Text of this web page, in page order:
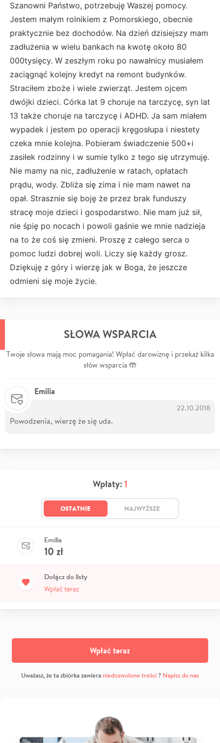
Szanowni Państwo, potrzebuję Waszej pomocy.
Jestem małym rolnikiem z Pomorskiego, obecnie
praktycznie bez dochodów. Na dzień dzisiejszy mam
zadłużenia w wielu bankach na kwotę około 80
000tysięcy. W zeszłym roku po nawałnicy musiałem
zaciągnąć kolejny kredyt na remont budynków.
Straciłem zboże i wiele zwierząt. Jestem ojcem
dwójki dzieci. Córka lat 9 choruje na tarczycę, syn lat
13 także choruje na tarczycę i ADHD. Ja sam miałem
wypadek i jestem po operacji kręgosłupa i niestety
czeka mnie kolejna. Pobieram świadczenie 500+i
zasiłek rodzinny i w sumie tylko z tego się utrzymuję.
Nie mamy na nic, zadłużenie w ratach, opłatach
prądu, wody. Zbliża się zima i nie mam nawet na
opał. Strasznie się boję że przez brak funduszy
stracę moje dzieci i gospodarstwo. Nie mam już sił,
nie śpię po nocach i powoli gaśnie we mnie nadzieja
na to że coś się zmieni. Proszę z całego serca o
pomoc ludzi dobrej woli. Liczy się każdy grosz.
Dziękuję z góry i wierzę jak w Boga, że jeszcze
odmieni się moje życie.
SŁOWA WSPARCIA
Twoje słowa mają moc pomagania! Wpłać darowiznę i przekaż kilka
słów wsparcia 🤲
Emilia
22.10.2018
Powodzenia, wierzę że się uda.
Wpłaty: 1
OSTATNIE NAJWYŻSZE
Emilia
10 zł
Dołącz do listy
Wpłać teraz
Wpłać teraz
Uważasz, że ta zbiórka zawiera niedozwolone treści? Napisz do nas